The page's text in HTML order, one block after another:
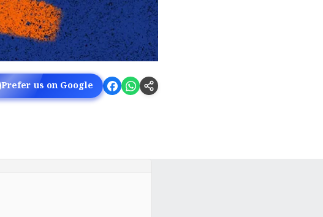
Prefer us on Google